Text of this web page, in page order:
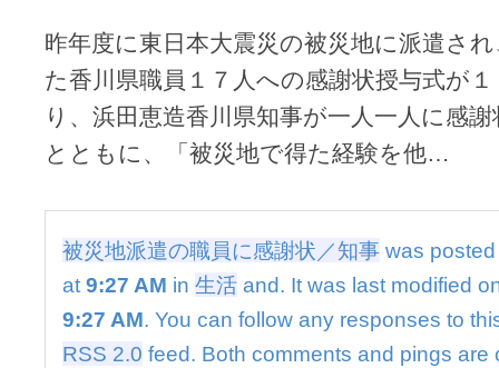
派
遣
の
職
に
／
事
は
昨年度に東日本大震災の被災地に派遣さ
た香川県職員１７人への感謝状授与式が
り、浜田恵造香川県知事が一人一人に感
とともに、「被災地で得た経験を他…
被災地派遣の職員に感謝状／知事 was
at 9:27 AM in 生活 and. It was last modified
9:27 AM. You can follow any responses to
RSS 2.0 feed. Both comments and pings are